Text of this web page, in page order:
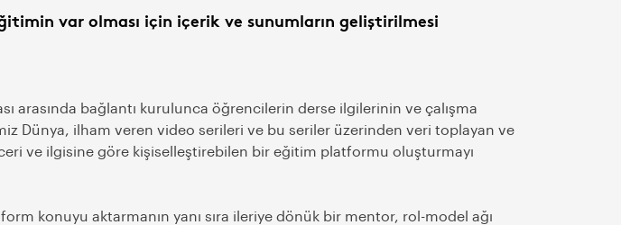
var olması için içerik ve sunumların geliştirilmesi
arasında bağlantı kurulunca öğrencilerin derse ilgilerinin ve çalışma
Dünya, ilham veren video serileri ve bu seriler üzerinden veri toplayan ve
ve ilgisine göre kişiselleştirebilen bir eğitim platformu oluşturmayı
konuyu aktarmanın yanı sıra ileriye dönük bir mentor, rol-model ağı